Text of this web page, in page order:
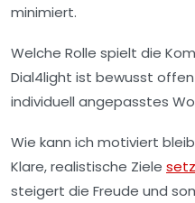
minimiert.
Welche Rolle spielt die
Dial4light ist bewusst
individuell angepasstes
Wie kann ich motiviert
Klare, realistische Ziele
steigert die Freude und